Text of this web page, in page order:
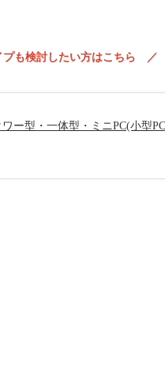
も検討したい方はこちら ／
ー型・一体型・ミニPC(小型